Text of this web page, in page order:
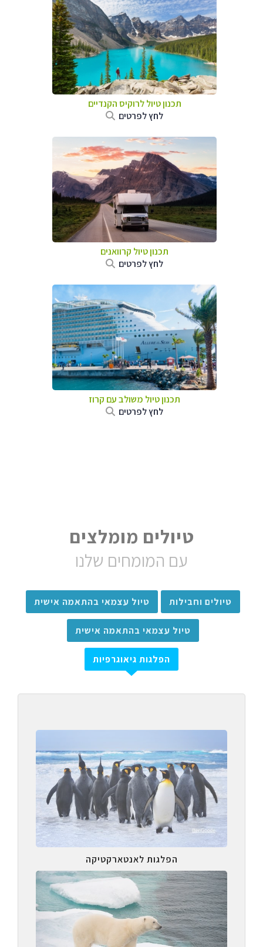
תכנון טיול לרוקיס הקנדיים
לחץ לפרטים
תכנון טיול קרוואנים
לחץ לפרטים
תכנון טיול משולב עם קרוז
לחץ לפרטים
טיולים מומלצים
עם המומחים שלנו
טיולים וחבילות טיול עצמאי בהתאמה אישית
טיול עצמאי בהתאמה אישית
הפלגות גיאוגרפיות
הפלגות לאנטארקטיקה